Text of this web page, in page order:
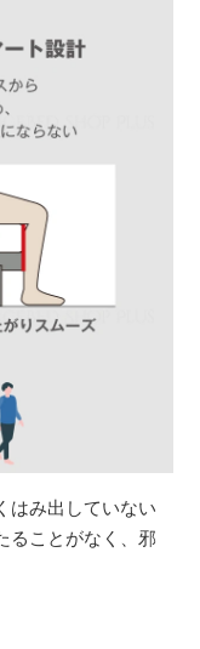
はみ出していない
ることがなく、邪